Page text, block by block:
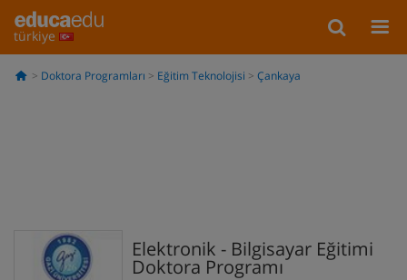
türkiye
Doktora Programları Eğitim Teknolojisi Çankaya
Elektronik - Bilgisayar Eğitimi
Doktora Programı